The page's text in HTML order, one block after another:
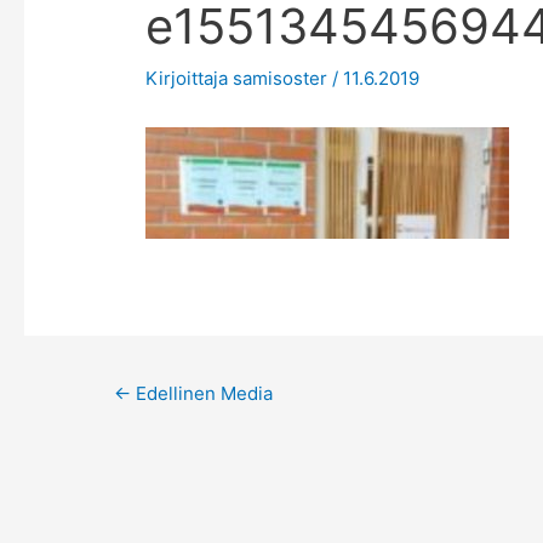
Kirjoittaja samisoster/ 11.6.2019
Post← Edellinen Media